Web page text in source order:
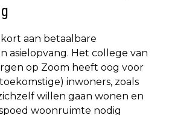
aan betaalbare
asielopvang. Het college van
op Zoom heeft oog voor
inwoners, zoals
willen gaan wonen en
woonruimte nodig